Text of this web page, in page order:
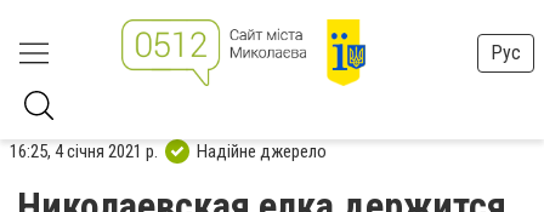
Рус
16:25, 4 січня 2021 р. Надійне джерело